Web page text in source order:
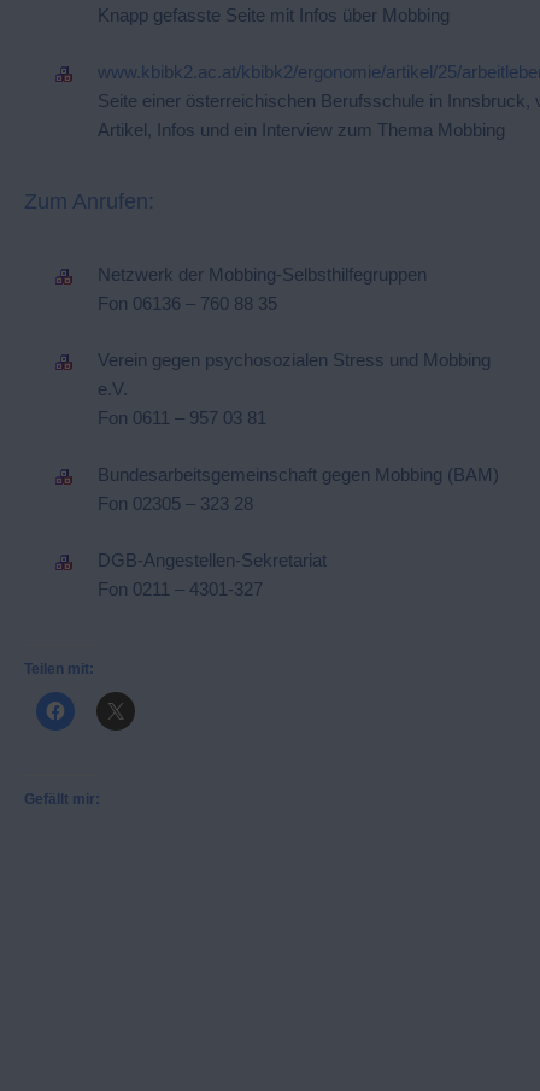
Knapp gefasste Seite mit Infos über Mobbing
www.kbibk2.ac.at/kbibk2/ergonomie/artikel/25/
Seite einer österreichischen Berufsschule in Innsbruck,
Artikel, Infos und ein Interview zum Thema Mobbing
Zum Anrufen:
Netzwerk der Mobbing-Selbsthilfegruppen
Fon 06136 – 760 88 35
Verein gegen psychosozialen Stress und Mobbing
e.V.
Fon 0611 – 957 03 81
Bundesarbeitsgemeinschaft gegen Mobbing (BAM)
Fon 02305 – 323 28
DGB-Angestellen-Sekretariat
Fon 0211 – 4301-327
Teilen mit:
Gefällt mir: